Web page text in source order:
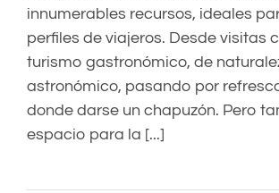
innumerables recursos, ideales
perfiles de viajeros. Desde visitas
turismo gastronómico, de
astronómico, pasando por
donde darse un chapuzón. Pero
espacio para la [...]